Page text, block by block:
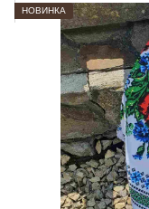
НОВИНКА